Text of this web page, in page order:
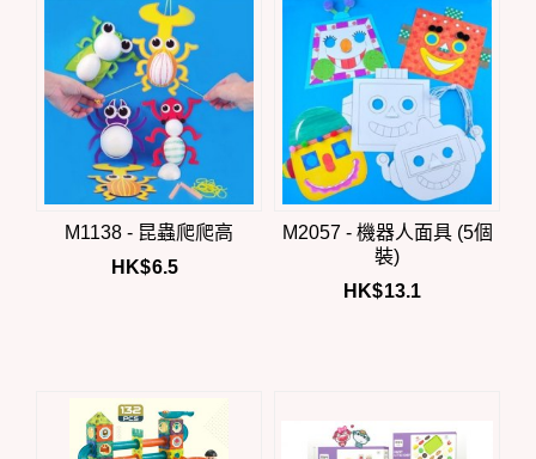
M1138 - 昆蟲爬爬高
HK$6.5
M2057 - 機器人面具 (5個
裝)
HK$13.1